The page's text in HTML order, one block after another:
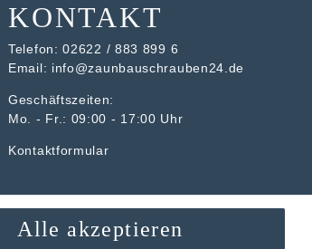
KONTAKT
Telefon:02622 / 883 899 6
Email: info@zaunbauschrauben24.de
Geschäftszeiten:
Mo. - Fr.: 09:00 - 17:00 Uhr
Kontaktformular
Alle akzeptieren